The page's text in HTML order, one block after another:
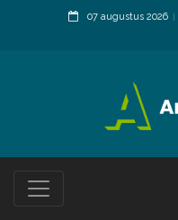
07 augustus 2026